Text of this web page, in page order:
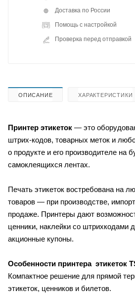
Доставка по России
Помощь с настройкой
Проверка перед отправкой
ОПИСАНИЕ ХАРАКТЕРИСТИКИ
Принтер этикеток — это
штрих-кодов, товарных меток и
о продукте и его производителе на
самоклеящихся лентах.
Печать этикеток востребована на
товаров — при производстве,
продаже. Принтеры дают
ценники, наклейки со штрихкодами
акционные купоны.
Особенности принтера этикеток
Компактное решение для прямой
этикеток, ценников и билетов.